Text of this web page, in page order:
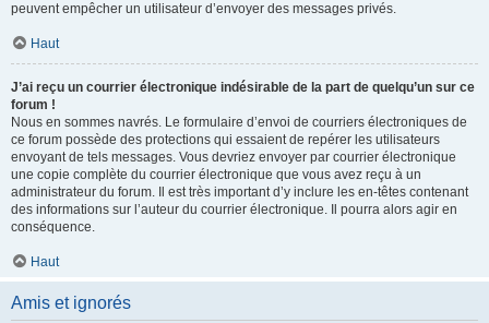
peuvent empêcher un utilisateur d’envoyer des messages privés.
Haut
J’ai reçu un courrier électronique indésirable de la part de quelqu’un sur ce
forum !
Nous en sommes navrés. Le formulaire d’envoi de courriers électroniques de
ce forum possède des protections qui essaient de repérer les utilisateurs
envoyant de tels messages. Vous devriez envoyer par courrier électronique
une copie complète du courrier électronique que vous avez reçu à un
administrateur du forum. Il est très important d’y inclure les en-têtes contenant
des informations sur l’auteur du courrier électronique. Il pourra alors agir en
conséquence.
Haut
Amis et ignorés